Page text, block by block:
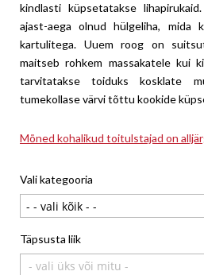
kindlasti küpsetatakse
ajast-aega olnud hülgeliha, mida
kartulitega. Uuem roog on
maitseb rohkem massakatele kui
tarvitatakse toiduks kosklate
tumekollase värvi tõttu kookide
Mõned kohalikud toitulstajad on
Vali kategooria
Täpsusta liik
- vali üks või mitu -